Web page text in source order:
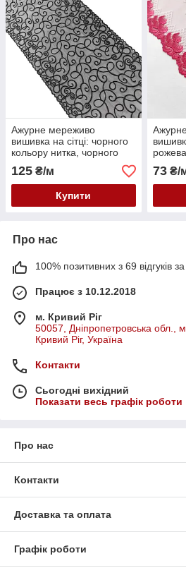
Ажурне мереживо
вишивка на сітці: чорного
кольору нитка, чорного
кольору сітка з еластаном,
ширина 22 см
125 ₴/м
Купити
нитка,
73₴/
Про нас
100% позитивних з 69 відгуків за
Працює з 10.12.2018
м. Кривий Ріг
50057, Дніпропетровська обл.,
Кривий Ріг, Україна
Контакти
Сьогодні вихідний
Показати весь графік роботи
Про нас
Контакти
Доставка та оплата
Графік роботи